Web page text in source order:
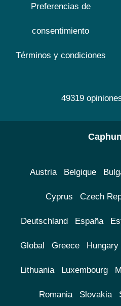
Preferencias de
consentimiento
Términos y condiciones
49319
Austria Belgique
Cyprus Czech
Deutschland España
Global Greece Hungary
Lithuania Luxembourg
Romania Slovakia